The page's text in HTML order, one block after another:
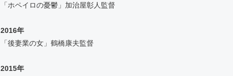
「ホペイロの憂鬱」加治屋彰人監督
2016年
「後妻業の女」鶴橋康夫監督
2015年